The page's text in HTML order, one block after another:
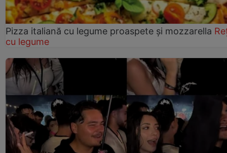
Pizza italiană cu legume proaspete și mozzarella
cu legume